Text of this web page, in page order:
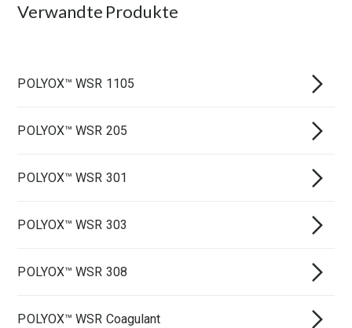
Verwandte Produkte
POLYOX™ WSR 1105
POLYOX™ WSR 205
POLYOX™ WSR 301
POLYOX™ WSR 303
POLYOX™ WSR 308
POLYOX™ WSR Coagulant